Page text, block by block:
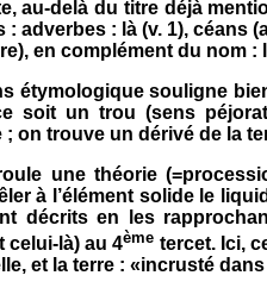
au-delà du titre déjà
adverbes : là (v. 1), céans
en complément du nom
étymologique souligne
soit un trou (sens
on trouve un dérivé de la
une théorie
à l’élément solide le
décrits en les
celui-là) au 4ème tercet. Ici,
et la terre : «incrusté